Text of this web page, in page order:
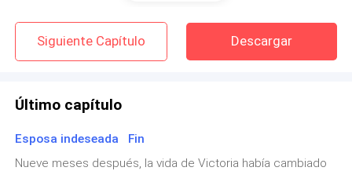
Sus ojos se llenaron de desprecio al mirarla. Odiaba
que Victoria estuviera tan tranquila siempre ante
estas situaciones, que jamás demostrara su enojo o
que esperaba que ella reaccionara por una vez y le
se salía de su papel.
Siguiente Capítulo Descargar
Último capítulo
Esposa indeseada Fin
Nueve meses después, la vida de Victoria había cambiado